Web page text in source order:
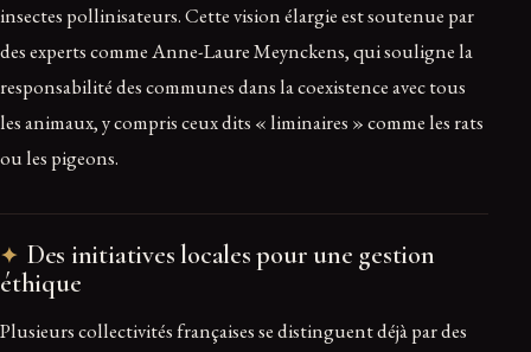
insectes pollinisateurs. Cette vision élargie est soutenue par
des experts comme Anne-Laure Meynckens, qui souligne la
responsabilité des communes dans la coexistence avec tous
les animaux, y compris ceux dits « liminaires » comme les rats
ou les pigeons.
Des initiatives locales pour une gestion
éthique
Plusieurs collectivités françaises se distinguent déjà par des